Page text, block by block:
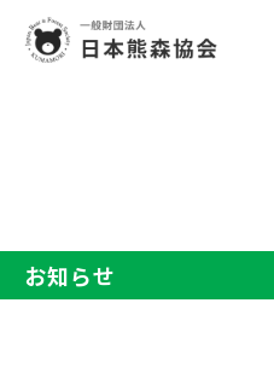
お知らせ